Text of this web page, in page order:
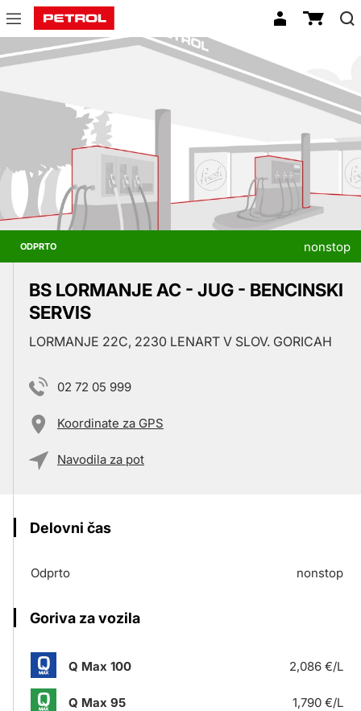
Prodajna
mesta
ODPRTO nonstop
BS LORMANJE AC - JUG - BENCINSKI
SERVIS
LORMANJE 22C, 2230 LENART V SLOV. GORICAH
02 72 05 999
Koordinate za GPS
Navodila za pot
Delovni čas
Odprto nonstop
Goriva za vozila
Q Max 100 2,086 €/L
Q Max 95 1,790 €/L